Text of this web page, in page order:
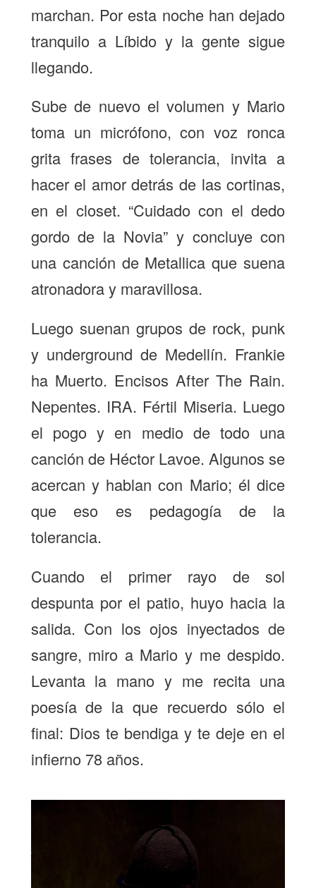
marchan. Por esta noche han dejado
tranquilo a Líbido y la gente sigue
llegando.
Sube de nuevo el volumen y Mario
toma un micrófono, con voz ronca
grita frases de tolerancia, invita a
hacer el amor detrás de las cortinas,
en el closet. “Cuidado con el dedo
gordo de la Novia” y concluye con
una canción de Metallica que suena
atronadora y maravillosa.
Luego suenan grupos de rock, punk
y underground de Medellín. Frankie
ha Muerto. Encisos After The Rain.
Nepentes. IRA. Fértil Miseria. Luego
el pogo y en medio de todo una
canción de Héctor Lavoe. Algunos se
acercan y hablan con Mario; él dice
que eso es pedagogía de la
tolerancia.
Cuando el primer rayo de sol
despunta por el patio, huyo hacia la
salida. Con los ojos inyectados de
sangre, miro a Mario y me despido.
Levanta la mano y me recita una
poesía de la que recuerdo sólo el
final: Dios te bendiga y te deje en el
infierno 78 años.